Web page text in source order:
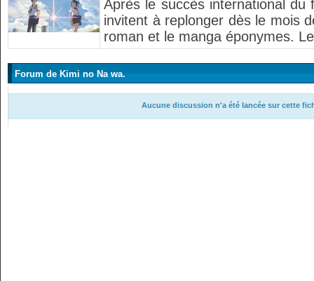
Après le succès international du
invitent à replonger dès le mois
roman et le manga éponymes.
Forum de Kimi no Na wa.
Aucune discussion n'a été lancée sur cette